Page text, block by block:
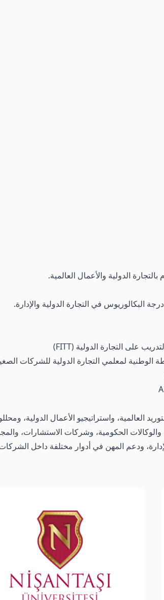
الدولية والأعمال العالمية.
العالمية، واستراتيجيو الأعمال الدولية،
الحكومية، وشركات الاستشارات،
ودعم المهن في أدوار مختلفة داخل